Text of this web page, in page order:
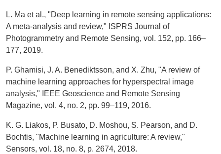
L. Ma et al., "Deep learning in remote sensing applications:
A meta-analysis and review," ISPRS Journal of
Photogrammetry and Remote Sensing, vol. 152, pp. 166–
177, 2019.
P. Ghamisi, J. A. Benediktsson, and X. Zhu, "A review of
machine learning approaches for hyperspectral image
analysis," IEEE Geoscience and Remote Sensing
Magazine, vol. 4, no. 2, pp. 99–119, 2016.
K. G. Liakos, P. Busato, D. Moshou, S. Pearson, and D.
Bochtis, "Machine learning in agriculture: A review,"
Sensors, vol. 18, no. 8, p. 2674, 2018.